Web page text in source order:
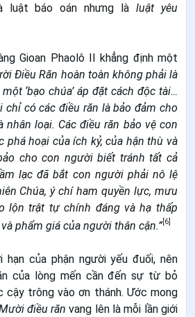
luật báo oán nhưng là luật yêu
Gioan Phaolô II khẳng định một
Điều Răn hoàn toàn không phải là
‘bạo chúa’ áp đặt cách độc tài…
chỉ có các điều răn là bảo đảm cho
loại. Các điều răn bảo vệ con
phá hoại của ích kỷ, của hận thù và
cho con người biết tránh tất cả
lạc đã bắt con người phải nô lệ
Chúa, ý chí ham quyền lực, mưu
lộn trật tự chính đáng và hạ thấp
phẩm giá của người thân cận.” [6]
hạn của phận người yếu đuối, nên
của lòng mến cần đến sự từ bỏ
cậy trông vào ơn thánh. Ước mong
điều răn vang lên là mỗi lần giới